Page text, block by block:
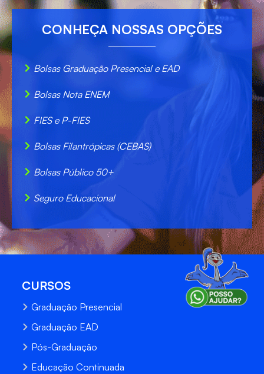
CONHEÇA NOSSAS OPÇÕES
Bolsas Graduação Presencial e EAD
Bolsas Nota ENEM
FIES e P-FIES
Bolsas Filantrópicas (CEBAS)
Bolsas Público 50+
Seguro Educacional
CURSOS
Graduação Presencial
Graduação EAD
Pós-Graduação
Educação Continuada